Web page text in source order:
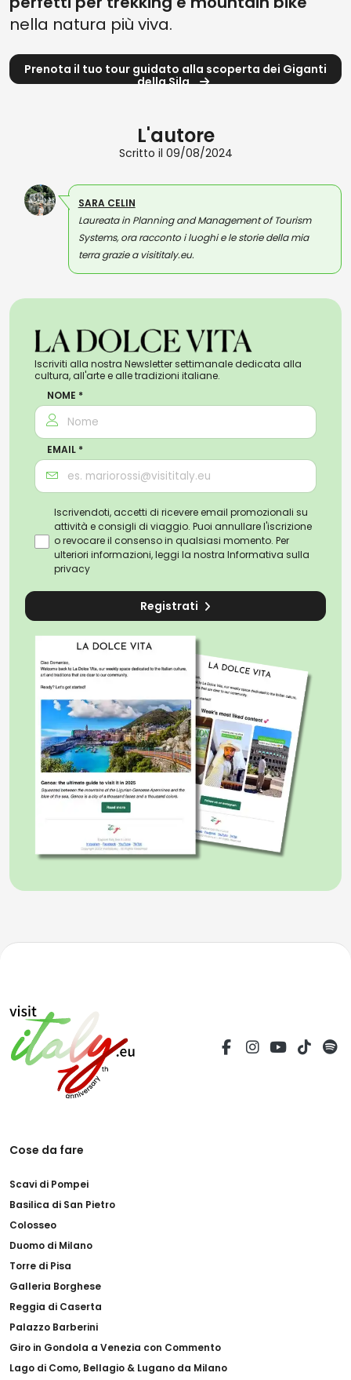
nella natura più viva.
Prenota il tuo tour guidato alla scoperta dei Giganti
della Sila
L'autore
Scritto il 09/08/2024
SARA CELIN
Laureata in Planning and Management of Tourism
Systems, ora racconto i luoghi e le storie della mia
terra grazie a visititaly.eu.
Iscriviti alla nostra Newsletter settimanale dedicata alla
cultura, all'arte e alle tradizioni italiane.
NOME *
EMAIL *
Iscrivendoti, accetti di ricevere email promozionali su
attività e consigli di viaggio. Puoi annullare l'iscrizione
o revocare il consenso in qualsiasi momento. Per
ulteriori informazioni, leggi la nostra Informativa sulla
privacy
Registrati
Cose da fare
Scavi di Pompei
Basilica di San Pietro
Colosseo
Duomo di Milano
Torre di Pisa
Galleria Borghese
Reggia di Caserta
Palazzo Barberini
Giro in Gondola a Venezia con Commento
Lago di Como, Bellagio & Lugano da Milano